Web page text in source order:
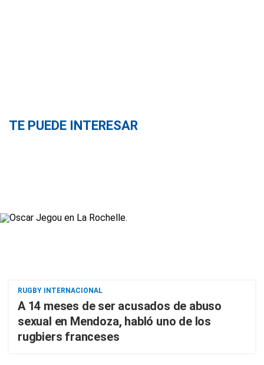
TE PUEDE INTERESAR
RUGBY INTERNACIONAL
A 14 meses de ser acusados de abuso
sexual en Mendoza, habló uno de los
rugbiers franceses